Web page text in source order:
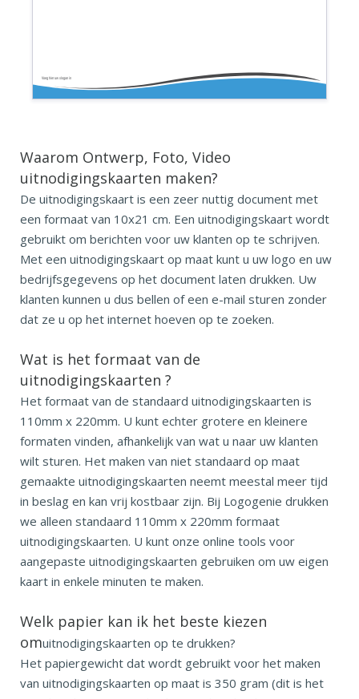
Voeg hier uw slogan in
Waarom Ontwerp, Foto, Video
uitnodigingskaarten maken?
De uitnodigingskaart is een zeer nuttig document met
een formaat van 10x21 cm. Een uitnodigingskaart wordt
gebruikt om berichten voor uw klanten op te schrijven.
Met een uitnodigingskaart op maat kunt u uw logo en uw
bedrijfsgegevens op het document laten drukken. Uw
klanten kunnen u dus bellen of een e-mail sturen zonder
dat ze u op het internet hoeven op te zoeken.
Wat is het formaat van de
uitnodigingskaarten ?
Het formaat van de standaard uitnodigingskaarten is
110mm x 220mm. U kunt echter grotere en kleinere
formaten vinden, afhankelijk van wat u naar uw klanten
wilt sturen. Het maken van niet standaard op maat
gemaakte uitnodigingskaarten neemt meestal meer tijd
in beslag en kan vrij kostbaar zijn. Bij Logogenie drukken
we alleen standaard 110mm x 220mm formaat
uitnodigingskaarten. U kunt onze online tools voor
aangepaste uitnodigingskaarten gebruiken om uw eigen
kaart in enkele minuten te maken.
Welk papier kan ik het beste kiezen
omuitnodigingskaarten op te drukken?
Het papiergewicht dat wordt gebruikt voor het maken
van uitnodigingskaarten op maat is 350 gram (dit is het